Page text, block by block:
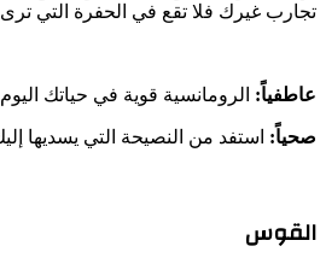
تجارب غيرك فلا تقع في الحفرة التي
عاطفياً: الرومانسية قوية في حياتك
صحياً: استفد من النصيحة التي يسديها
القوس